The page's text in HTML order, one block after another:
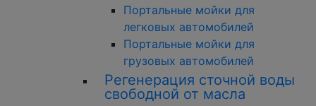
Портальные мойки для
легковых автомобилей
Портальные мойки для
грузовых автомобилей
Регенерация сточной воды
свободной от масла